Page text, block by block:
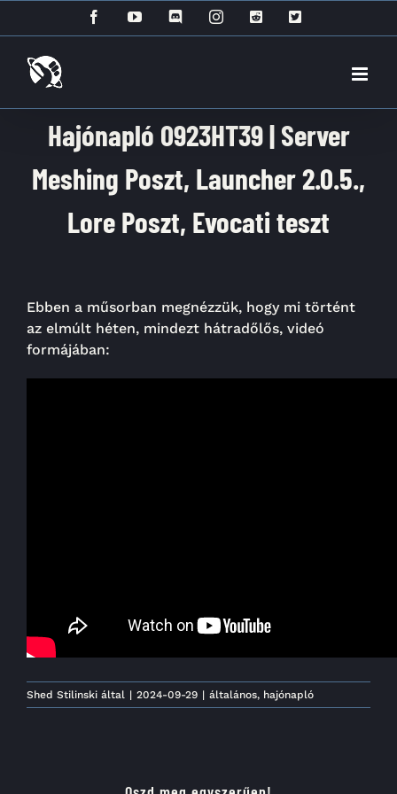
FacebookYouTube DiscordInstagramRedditX
Hajónapló 0923HT39 | Server
Meshing Poszt, Launcher 2.0.5.,
Lore Poszt, Evocati teszt
Ebben a műsorban megnézzük, hogy mi történt
az elmúlt héten, mindezt hátradőlős, videó
formájában:
Shed Stilinski által | 2024-09-29 | általános, hajónapló